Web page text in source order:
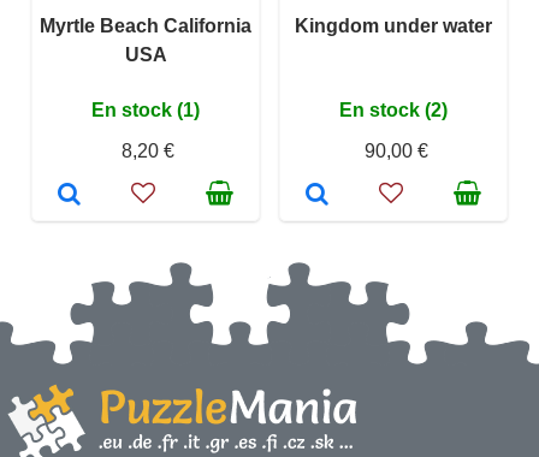
Myrtle Beach California
USA
En stock (1)
8,20 €
Kingdom under water
En stock (2)
90,00 €